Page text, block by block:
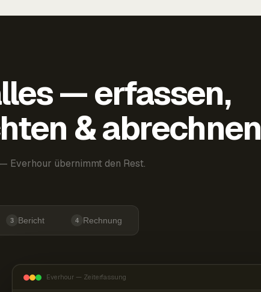
— erfassen,
& abrechnen
Everhour übernimmt den Rest.
3 Bericht 4 Rechnung
Everhour — Zeiterfassung